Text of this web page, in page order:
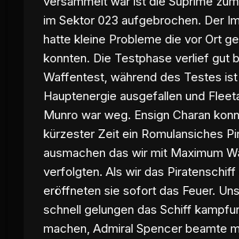
im Sektor 023 aufgebrochen. Der
hatte kleine Probleme die vor Ort
konnten. Die Testphase verlief gut
Waffentest, während des Testes
Hauptenergie ausgefallen und
Munro war weg. Ensign Charan
kürzester Zeit ein Romulansiches
ausmachen das wir mit Maximum
verfolgten. Als wir das Piratenschiff
eröffneten sie sofort das Feuer.
schnell gelungen das Schiff
machen, Admiral Spencer beamte